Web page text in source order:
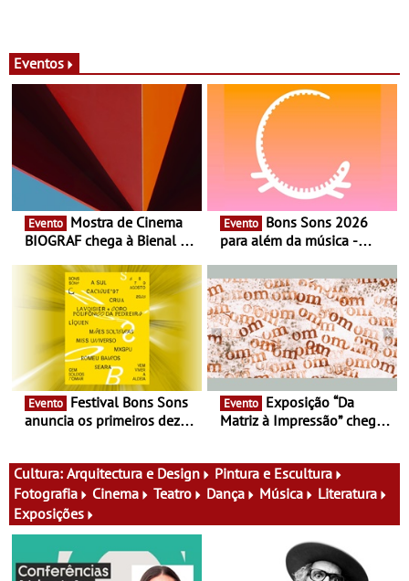
Eventos
Evento
BIOGRAF chega à Bienal de
Documentário, ensaio
fílmico e práticas artísticas
Evento
para além da música -
percursos, oficinas,
atividades para toda a
família e muito mais
Evento
anuncia os primeiros dez
Evento
Matriz à Impressão” chega
nova exposição do Museu
do Oriente prova-o
Cultura: Arquitectura e Design
Pintura e Escultura
Fotografia
Cinema Teatro Dança Música
Literatura
Exposições